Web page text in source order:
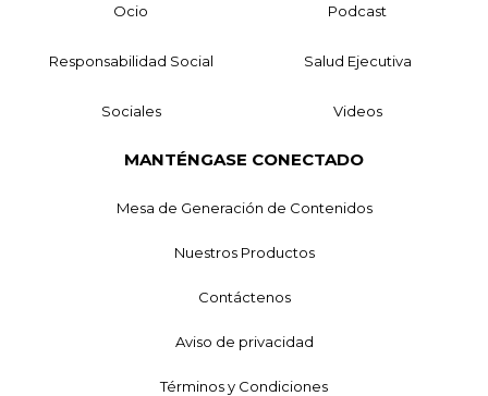
Ocio Podcast
Responsabilidad Social Salud Ejecutiva
Sociales Videos
MANTÉNGASE CONECTADO
Mesa de Generación de Contenidos
Nuestros Productos
Contáctenos
Aviso de privacidad
Términos y Condiciones